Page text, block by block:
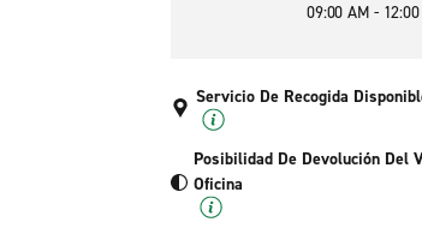
09:00 AM -
Servicio De Recogida
Posibilidad De Devolución Del
Oficina